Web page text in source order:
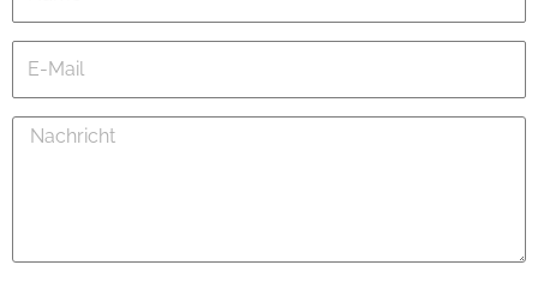
Mail
Nachricht